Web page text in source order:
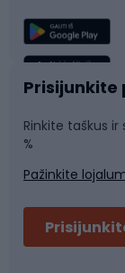
Žvejyba
Sportinė
Plaukimas
Prisijunkite
Rinkite taškus
%
Pažinkite